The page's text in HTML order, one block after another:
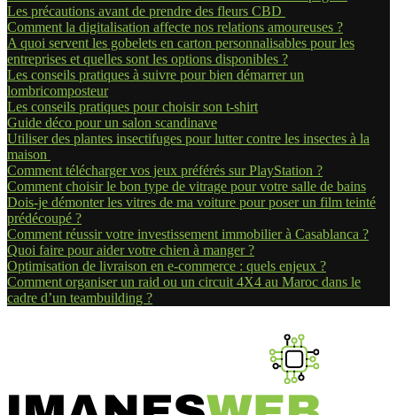
Les précautions avant de prendre des fleurs CBD
Comment la digitalisation affecte nos relations amoureuses ?
A quoi servent les gobelets en carton personnalisables pour les
entreprises et quelles sont les options disponibles ?
Les conseils pratiques à suivre pour bien démarrer un
lombricomposteur
Les conseils pratiques pour choisir son t-shirt
Guide déco pour un salon scandinave
Utiliser des plantes insectifuges pour lutter contre les insectes à la
maison
Comment télécharger vos jeux préférés sur PlayStation ?
Comment choisir le bon type de vitrage pour votre salle de bains
Dois-je démonter les vitres de ma voiture pour poser un film teinté
prédécoupé ?
Comment réussir votre investissement immobilier à Casablanca ?
Quoi faire pour aider votre chien à manger ?
Optimisation de livraison en e-commerce : quels enjeux ?
Comment organiser un raid ou un circuit 4X4 au Maroc dans le
cadre d’un teambuilding ?